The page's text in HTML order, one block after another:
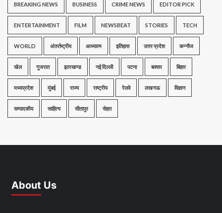
BREAKING NEWS BUSINESS CRIME NEWS EDITOR PICK
ENTERTAINMENT FILM NEWSBEAT STORIES TECH
WORLD अंतर्राष्ट्रीय आध्यात्म इतिहास उत्तर प्रदेश कन्नौज
खेल गुजरात झारखण्ड नई दिल्ली पटना बक्सर बिहार
मध्यप्रदेश मुंबई राज्य राष्ट्रीय रेलवे लखनऊ विज्ञान
सम्पादकीय साहित्य सीतापुर सेहत
About Us